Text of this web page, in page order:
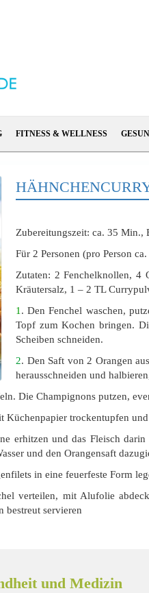
FITNESS & WELLNESS
Zubereitungszeit: ca. 35 Min.,
Für 2 Personen (pro Person
Zutaten: 2 Fenchelknollen, 4
Kräutersalz, 1 – 2 TL
1 . Den Fenchel waschen,
Topf zum Kochen bringen.
Scheiben schneiden.
2. Den Saft von 2 Orangen
herausschneiden und
Die Champignons putzen,
Küchenpapier trockentupfen
erhitzen und das Fleisch
und den Orangensaft
in eine feuerfeste Form
verteilen, mit Alufolie
bestreut servieren
und Medizin